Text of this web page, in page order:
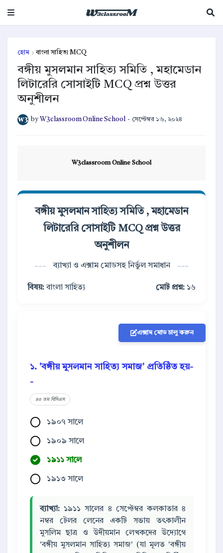
হোম বাংলা সাহিত্য MCQ
বঙ্গীয় মুসলমান সাহিত্য সমিতি , মহামেডান
লিটারেরি সোসাইটি MCQ প্রশ্ন উত্তর
অনুশীলন
by W3classroom Online School - সেপ্টেম্বর ১৬, ২০২৪
W3classroom Online School
বঙ্গীয় মুসলমান সাহিত্য সমিতি , মহামেডান
লিটারেরি সোসাইটি MCQ প্রশ্ন উত্তর
অনুশীলন
ব্যাখ্যা ও এক্সাম মোডসহ নির্ভুল সমাধান
বিষয়: বাংলা সাহিত্য মোট প্রশ্ন: ১৬
এক্সাম মোড চালু করুন
১. 'বঙ্গীয় মুসলমান সাহিত্য সমাজ' প্রতিষ্ঠিত হয়-
-
৪৩ তম বিসিএস
১৯০৭ সালে
১৯০৯ সালে
১৯১১ সালে
১৯১৩ সালে
ব্যাখ্যা: ১৯১১ সালের ৪ সেপ্টেম্বর কলকাতার ৪
নম্বর টেলর লেনের একটি সভায় তৎকালীন
মুসলিম ছাত্র ও উদীয়মান লেখকদের উদ্যোগে
'বঙ্গীয় মুসলমান সাহিত্য সমাজ' (যা মূলত 'বঙ্গীয়